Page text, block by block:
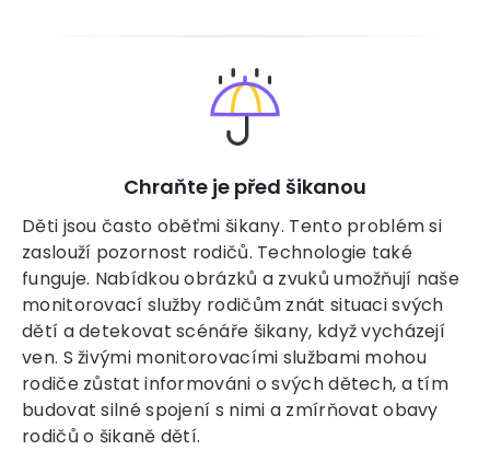
Chraňte je před šikanou
Děti jsou často oběťmi šikany. Tento problém si
zaslouží pozornost rodičů. Technologie také
funguje. Nabídkou obrázků a zvuků umožňují naše
monitorovací služby rodičům znát situaci svých
dětí a detekovat scénáře šikany, když vycházejí
ven. S živými monitorovacími službami mohou
rodiče zůstat informováni o svých dětech, a tím
budovat silné spojení s nimi a zmírňovat obavy
rodičů o šikaně dětí.